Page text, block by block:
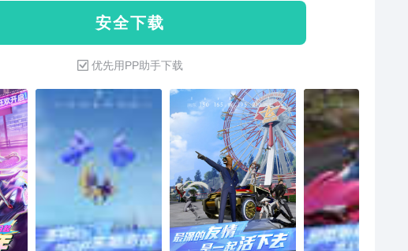
安 全 下 载
优先用PP助手下载